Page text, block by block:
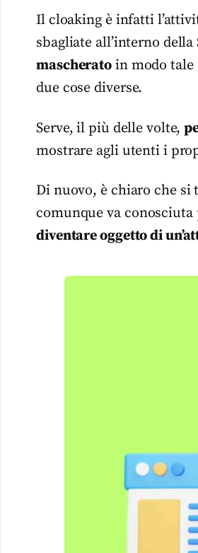
Il cloaking è infatti
sbagliate all’interno
mascherato in modo
due cose diverse.
Serve, il più delle volte,
mostrare agli utenti i
Di nuovo, è chiaro che
comunque va
diventare oggetto di